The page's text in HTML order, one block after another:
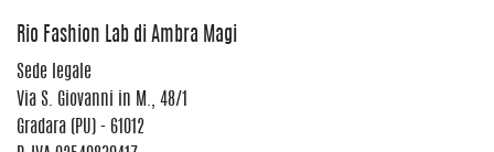
Rio Fashion Lab di Ambra Magi
Sede legale
Via S. Giovanni in M., 48/1
Gradara (PU) - 61012